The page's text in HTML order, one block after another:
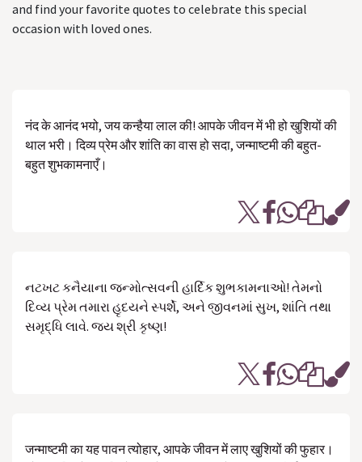
and find your favorite quotes to celebrate this special
occasion with loved ones.
नंद के आनंद भयो, जय कन्हैया लाल की! आपके जीवन में भी हो खुशियों की
थाल भरी। दिव्य प्रेम और शांति का वास हो सदा, जन्माष्टमी की बहुत-
बहुत शुभकामनाएँ।
નટખટ કનૈયાના જન્મોત્સવની હાર્દિક શુભકામનાઓ! તેમનો
દિવ્ય પ્રેમ તમારા હૃદયને સ્પર્શે, અને જીવનમાં સુખ, શાંતિ તથા
સમૃદ્ધિ લાવે. જય શ્રી કૃષ્ણ!
जन्माष्टमी का यह पावन त्योहार, आपके जीवन में लाए खुशियों की फुहार।